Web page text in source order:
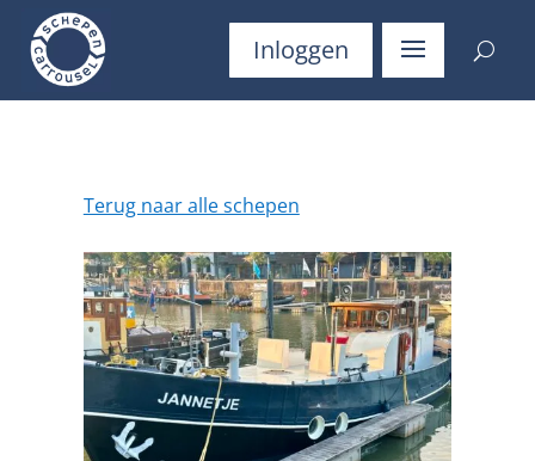
Inloggen
Terug naar alle schepen